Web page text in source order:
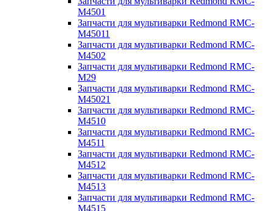
M4501
Запчасти для мультиварки Redmond RMC-
M45011
Запчасти для мультиварки Redmond RMC-
M4502
Запчасти для мультиварки Redmond RMC-
M29
Запчасти для мультиварки Redmond RMC-
M45021
Запчасти для мультиварки Redmond RMC-
M4510
Запчасти для мультиварки Redmond RMC-
M4511
Запчасти для мультиварки Redmond RMC-
M4512
Запчасти для мультиварки Redmond RMC-
M4513
Запчасти для мультиварки Redmond RMC-
M4515